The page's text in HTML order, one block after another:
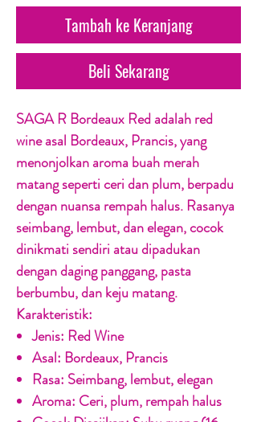
Tambah ke Keranjang
Beli Sekarang
SAGA R Bordeaux Red adalah red
wine asal Bordeaux, Prancis, yang
menonjolkan aroma buah merah
matang seperti ceri dan plum, berpadu
dengan nuansa rempah halus. Rasanya
seimbang, lembut, dan elegan, cocok
dinikmati sendiri atau dipadukan
dengan daging panggang, pasta
berbumbu, dan keju matang.
Karakteristik:
Jenis: Red Wine
Asal: Bordeaux, Prancis
Rasa: Seimbang, lembut, elegan
Aroma: Ceri, plum, rempah halus